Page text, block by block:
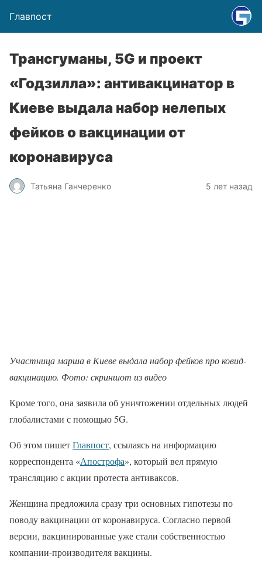
Главпост
Трансгуманы, 5G и проект
«Годзилла»: антивакцинатор в
Киеве выдала набор нелепых
фейков о вакцинации от
коронавируса
Татьяна Ганчеренко 5 лет назад
Участница марша в Киеве выдала набор фейков про ковид-
вакцинацию. Фото: скриншот из видео
Кроме того, она заявила об уничтожении отдельных людей
глобалистами с помощью 5G.
Об этом пишетГлавпост, ссылаясь на информацию
корреспондента «Апострофа», который вел прямую
трансляцию с акции протеста антиваксов.
Женщина предложила сразу три основных гипотезы по
поводу вакцинации от коронавируса. Согласно первой
версии, вакцинированные уже стали собственностью
компании-производителя вакцины.